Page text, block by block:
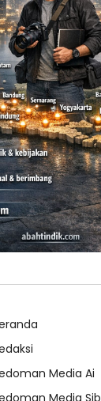
Media Ai
Media